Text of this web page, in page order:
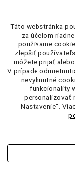
Táto webstránka
za účelom
používame
zlepšiť
môžete prijať
V prípade
nevyhnutné
funkcionality
personalizovať
Nastavenie“.